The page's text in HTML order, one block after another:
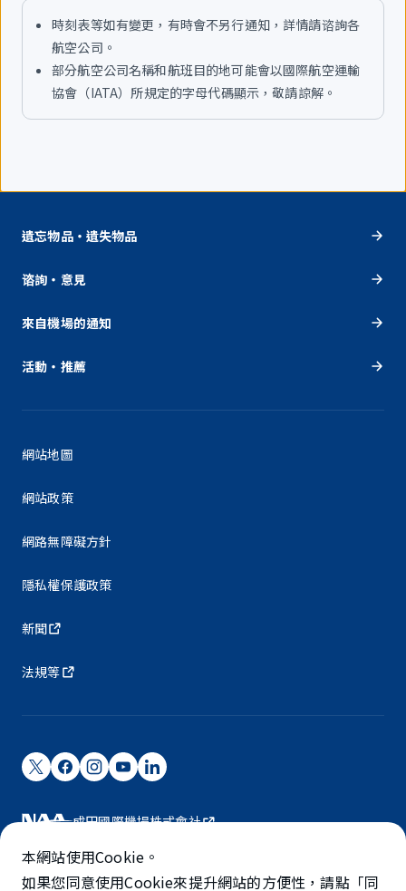
時刻表等如有變更，有時會不另行通知，詳情請谘詢各
航空公司。
部分航空公司名稱和航班目的地可能會以國際航空運輸
協會（IATA）所規定的字母代碼顯示，敬請諒解。
遺忘物品・遺失物品
谘詢・意見
來自機場的通知
活動・推薦
網站地圖
網站政策
網路無障礙方針
隱私權保護政策
新聞
法規等
成田國際機場株式會社
成田國際機場由NAA營運。
©NARITA INTERNATIONAL AIRPORT CORPORATION
本網站使用Cookie。
如果您同意使用Cookie來提升網站的方便性，請點「同